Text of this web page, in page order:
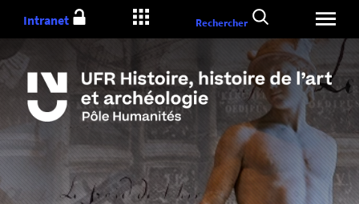
Intranet Rechercher